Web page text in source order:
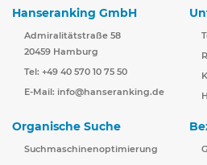
Hanseranking GmbH
Admiralitätstraße 58
20459 Hamburg
Tel: +49 40 570 10 75 50
E-Mail: info@hanseranking.de
Organische Suche
Suchmaschinenoptimierung